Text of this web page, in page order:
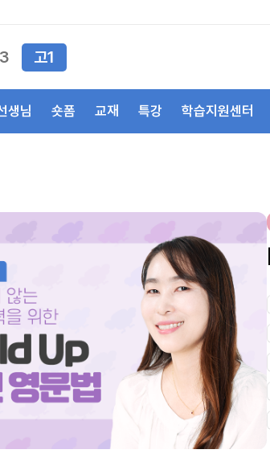
고1
생님 숏폼 교재 특강 학습지원센터